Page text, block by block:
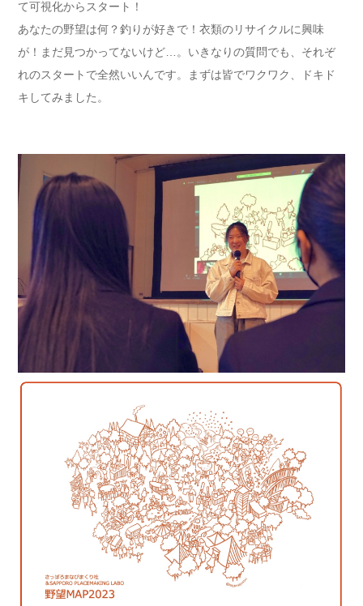
て可視化からスタート！
あなたの野望は何？釣りが好きで！衣類のリサイクルに興味
が！まだ見つかってないけど…。いきなりの質問でも、それぞ
れのスタートで全然いいんです。まずは皆でワクワク、ドキド
キしてみました。